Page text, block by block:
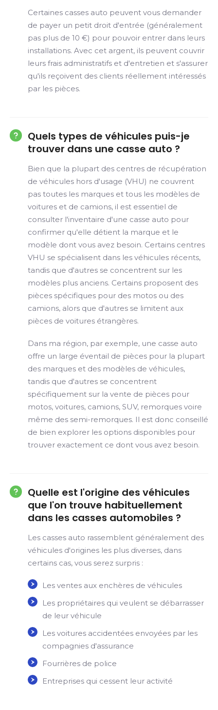
Certaines casses auto peuvent vous demander
de payer un petit droit d'entrée (généralement
pas plus de 10 €) pour pouvoir entrer dans leurs
installations. Avec cet argent, ils peuvent couvrir
leurs frais administratifs et d'entretien et s'assurer
qu'ils reçoivent des clients réellement intéressés
par les pièces.
Quels types de véhicules puis-je
trouver dans une casse auto ?
Bien que la plupart des centres de récupération
de véhicules hors d'usage (VHU) ne couvrent
pas toutes les marques et tous les modèles de
voitures et de camions, il est essentiel de
consulter l'inventaire d'une casse auto pour
confirmer qu'elle détient la marque et le
modèle dont vous avez besoin. Certains centres
VHU se spécialisent dans les véhicules récents,
tandis que d'autres se concentrent sur les
modèles plus anciens. Certains proposent des
pièces spécifiques pour des motos ou des
camions, alors que d'autres se limitent aux
pièces de voitures étrangères.
Dans ma région, par exemple, une casse auto
offre un large éventail de pièces pour la plupart
des marques et des modèles de véhicules,
tandis que d'autres se concentrent
spécifiquement sur la vente de pièces pour
motos, voitures, camions, SUV, remorques voire
même des semi-remorques. Il est donc conseillé
de bien explorer les options disponibles pour
trouver exactement ce dont vous avez besoin.
Quelle est l'origine des véhicules
que l'on trouve habituellement
dans les casses automobiles ?
Les casses auto rassemblent généralement des
véhicules d'origines les plus diverses, dans
certains cas, vous serez surpris :
Les ventes aux enchères de véhicules
Les propriétaires qui veulent se débarrasser
de leur véhicule
Les voitures accidentées envoyées par les
compagnies d'assurance
Fourrières de police
Entreprises qui cessent leur activité